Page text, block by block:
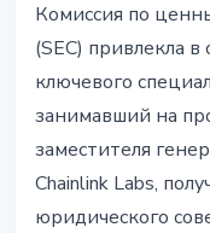
SEC
Chainlink
25 февраля 2026 г.
Наталия
Комиссия по
(SEC) привлекла
ключевого
занимавший на
заместителя
Chainlink Labs,
юридического